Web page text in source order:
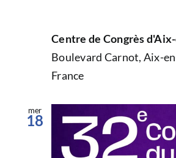
Centre de Congrès
Boulevard Carnot, Aix-
France
mer
18